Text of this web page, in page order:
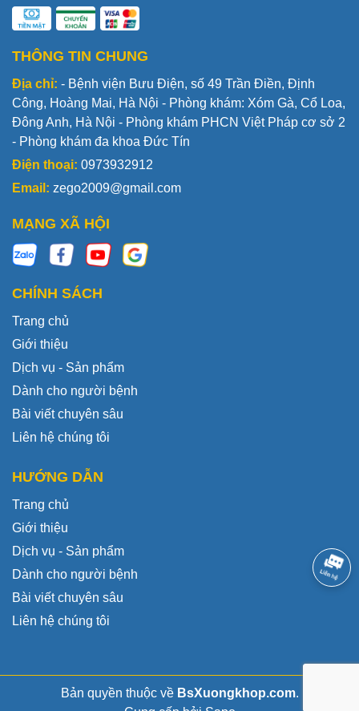
THÔNG TIN CHUNG
Địa chỉ: - Bệnh viện Bưu Điện, số 49 Trần Điền, Định
Công, Hoàng Mai, Hà Nội - Phòng khám: Xóm Gà, Cổ Loa,
Đông Anh, Hà Nội - Phòng khám PHCN Việt Pháp cơ sở 2
- Phòng khám đa khoa Đức Tín
Điện thoại: 0973932912
Email: zego2009@gmail.com
MẠNG XÃ HỘI
CHÍNH SÁCH
Trang chủ
Giới thiệu
Dịch vụ - Sản phẩm
Dành cho người bệnh
Bài viết chuyên sâu
Liên hệ chúng tôi
HƯỚNG DẪN
Trang chủ
Giới thiệu
Dịch vụ - Sản phẩm
Dành cho người bệnh
Bài viết chuyên sâu
Liên hệ chúng tôi
Bản quyền thuộc về BsXuongkhop.com.